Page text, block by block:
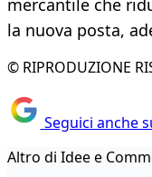
mercantile che
la nuova posta,
© RIPRODUZIONE
Seguici anche
Altro di Idee e